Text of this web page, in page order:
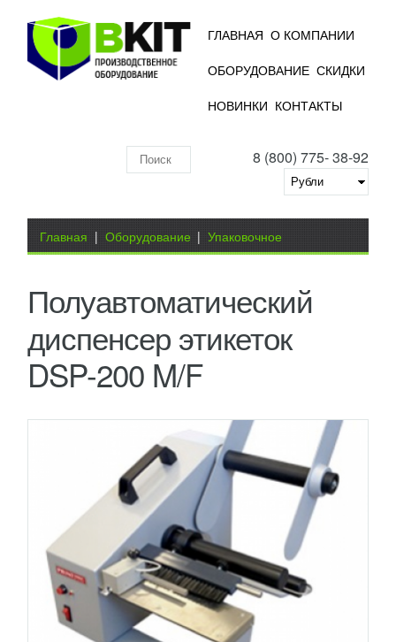
ГЛАВНАЯ О КОМПАНИИ
ОБОРУДОВАНИЕ СКИДКИ
НОВИНКИ КОНТАКТЫ
8 (800) 775- 38-92
складу
Вы здесь
Главная | Оборудование | Упаковочное
этикеток DSP-200 M/F
Полуавтоматический
диспенсер этикеток
DSP-200 M/F